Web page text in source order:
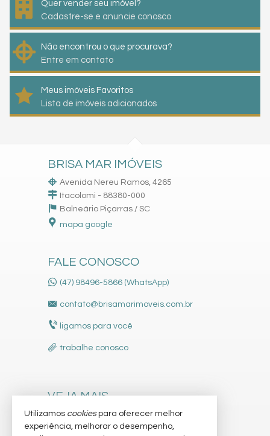
Quer vender seu imóvel?
Cadastre-se e anuncie conosco
Não encontrou o que procurava?
Entre em contato
Meus imóveis Favoritos
Lista de imóveis adicionados
BRISA MAR IMÓVEIS
Avenida Nereu Ramos, 4265
Itacolomi - 88380-000
Balneário Piçarras / SC
mapa google
FALE CONOSCO
(47) 98496-5866 (WhatsApp)
contato@brisamarimoveis.com.br
ligamos para você
trabalhe conosco
VEJA MAIS
receba nosso newsletter
Utilizamos cookiespara oferecer melhor
experiência, melhorar o desempenho,